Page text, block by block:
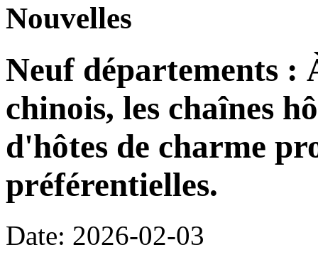
Nouvelles
Neuf départements :
chinois, les chaînes
d'hôtes de charme
préférentielles.
Date: 2026-02-03